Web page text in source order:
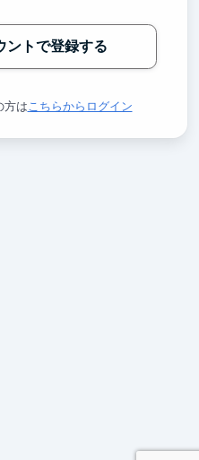
ントで登録する
方は こちらからログイン